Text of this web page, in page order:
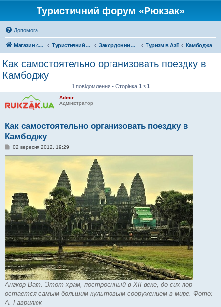
Туристичний форум «Рюкзак»
Допомога
Магазин спорядження Туристичний форум «Рюкзак» Закордонний туризм Туризм в Азії Камбоджа
Как самостоятельно организовать поездку в
Камбоджу
1 повідомлення • Сторінка 1 з 1
Admin
Адміністратор
Как самостоятельно организовать поездку в
Камбоджу
П
е
н
н
я
02 вересня 2012, 19:29
Ангкор Ват. Этот храм, построенный в XII веке, до сих пор
остается самым большим культовым сооружением в мире. Фото:
А. Гаврилюк